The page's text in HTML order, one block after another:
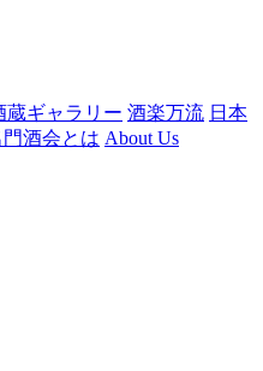
蔵ギャラリー 酒楽万流 日本
門酒会とは About Us